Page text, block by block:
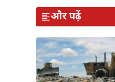
और पढ़ें